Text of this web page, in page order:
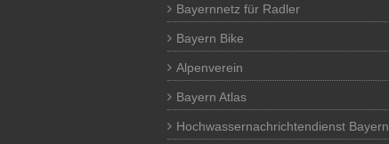
Bayernnetz für Radler
Bayern Bike
Alpenverein
Bayern Atlas
Hochwassernachrichtendienst Bayern